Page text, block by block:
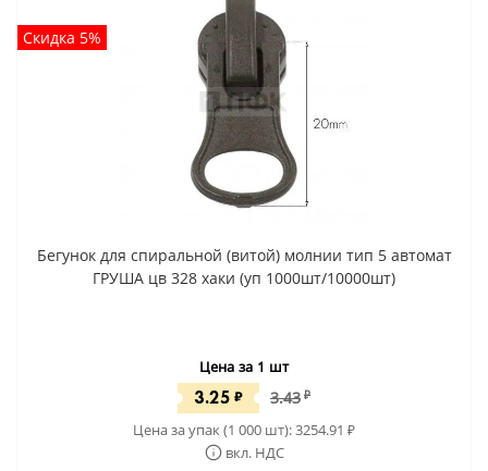
Скидка 5%
Бегунок для спиральной (витой) молнии тип 5 автомат
ГРУША цв 328 хаки (уп 1000шт/10000шт)
Цена за 1 шт
3.25 ₽ 3.43 ₽
Цена за упак (1 000 шт):3254.91 ₽
вкл. НДС